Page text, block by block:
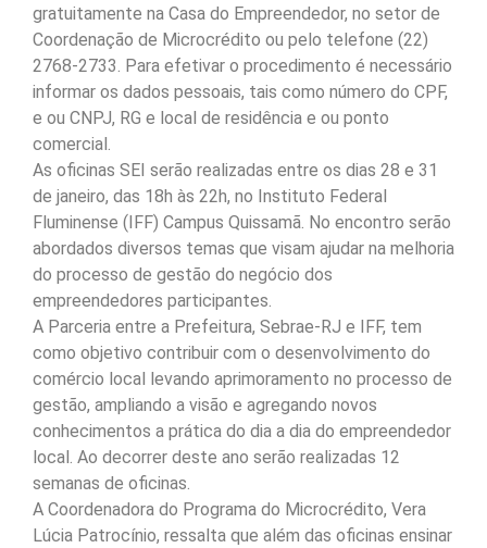
gratuitamente na Casa do Empreendedor, no setor de
Coordenação de Microcrédito ou pelo telefone (22)
2768-2733. Para efetivar o procedimento é necessário
informar os dados pessoais, tais como número do CPF,
e ou CNPJ, RG e local de residência e ou ponto
comercial.
As oficinas SEI serão realizadas entre os dias 28 e 31
de janeiro, das 18h às 22h, no Instituto Federal
Fluminense (IFF) Campus Quissamã. No encontro serão
abordados diversos temas que visam ajudar na melhoria
do processo de gestão do negócio dos
empreendedores participantes.
A Parceria entre a Prefeitura, Sebrae-RJ e IFF, tem
como objetivo contribuir com o desenvolvimento do
comércio local levando aprimoramento no processo de
gestão, ampliando a visão e agregando novos
conhecimentos a prática do dia a dia do empreendedor
local. Ao decorrer deste ano serão realizadas 12
semanas de oficinas.
A Coordenadora do Programa do Microcrédito, Vera
Lúcia Patrocínio, ressalta que além das oficinas ensinar